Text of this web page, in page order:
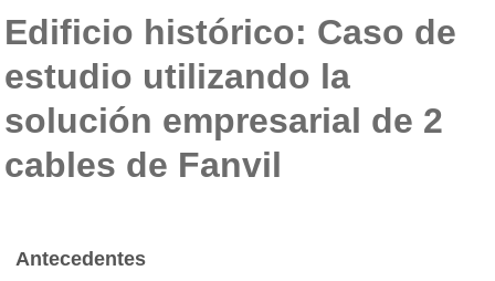
Edificio histórico: Caso de
estudio utilizando la
solución empresarial de 2
cables de Fanvil
Antecedentes